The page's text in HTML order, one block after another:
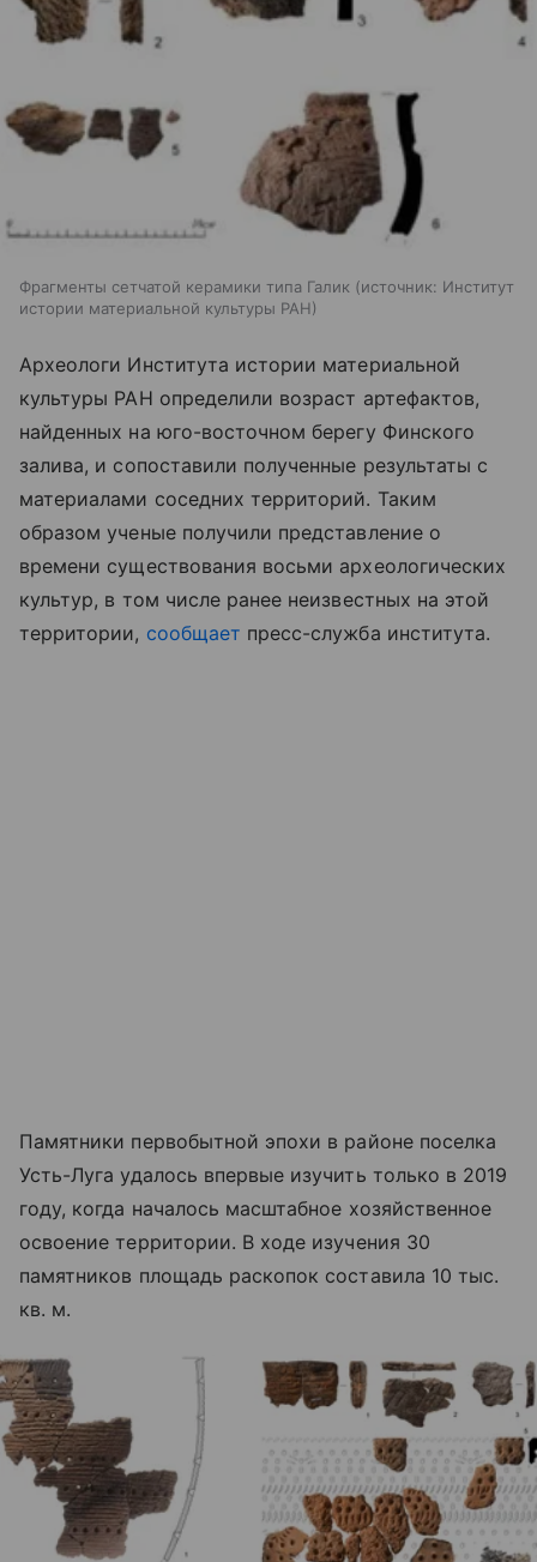
Фрагменты сетчатой керамики типа Галик источник: Институт
истории материальной культуры РАН
Археологи Института истории материальной
культуры РАН определили возраст артефактов,
найденных на юго-восточном берегу Финского
залива, и сопоставили полученные результаты с
материалами соседних территорий. Таким
образом ученые получили представление о
времени существования восьми археологических
культур, в том числе ранее неизвестных на этой
территории, сообщает пресс-служба института.
Памятники первобытной эпохи в районе поселка
Усть-Луга удалось впервые изучить только в 2019
году, когда началось масштабное хозяйственное
освоение территории. В ходе изучения 30
памятников площадь раскопок составила 10 тыс.
кв. м.